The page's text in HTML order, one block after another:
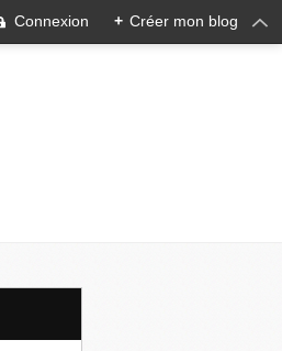
Connexion + Créer mon blog